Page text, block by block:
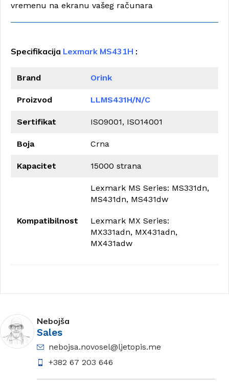
vremenu na ekranu vašeg računara
Specifikacija Lexmark MS431H :
Brand Orink
Proizvod LLMS431H/N/C
Sertifikat ISO9001, ISO14001
Boja Crna
Kapacitet 15000 strana
Kompatibilnost
Lexmark MS Series: MS331dn,
MS431dn, MS431dw
Lexmark MX Series:
MX331adn, MX431adn,
MX431adw
Nebojša
Sales
nebojsa.novosel@ljetopis.me
+382 67 203 646